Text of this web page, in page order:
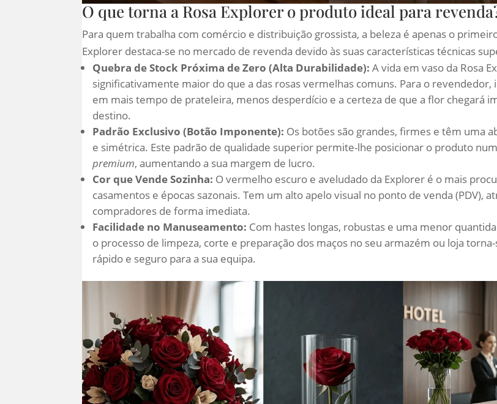
O que torna a Rosa Explorer o produto ideal para
Para quem trabalha com comércio e distribuição grossista, a beleza é apenas o
Explorer destaca-se no mercado de revenda devido às suas características técnicas
Quebra de Stock Próxima de Zero (Alta Durabilidade): A vida em vaso da Rosa
significativamente maior do que a das rosas vermelhas comuns. Para o revendedor,
em mais tempo de prateleira, menos desperdício e a certeza de que a flor chegará
destino.
Padrão Exclusivo (Botão Imponente): Os botões são grandes, firmes e têm uma
e simétrica. Este padrão de qualidade superior permite-lhe posicionar o produto
premium, aumentando a sua margem de lucro.
Cor que Vende Sozinha: O vermelho escuro e aveludado da Explorer é o mais
casamentos e épocas sazonais. Tem um alto apelo visual no ponto de venda (PDV),
compradores de forma imediata.
Facilidade no Manuseamento: Com hastes longas, robustas e uma menor
o processo de limpeza, corte e preparação dos maços no seu armazém ou loja
rápido e seguro para a sua equipa.